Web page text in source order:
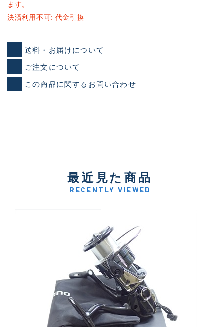
ます。
決済利用不可: 代金引換
送料・お届けについて
ご注文について
この商品に関するお問い合わせ
最近見た商品
RECENTLY VIEWED